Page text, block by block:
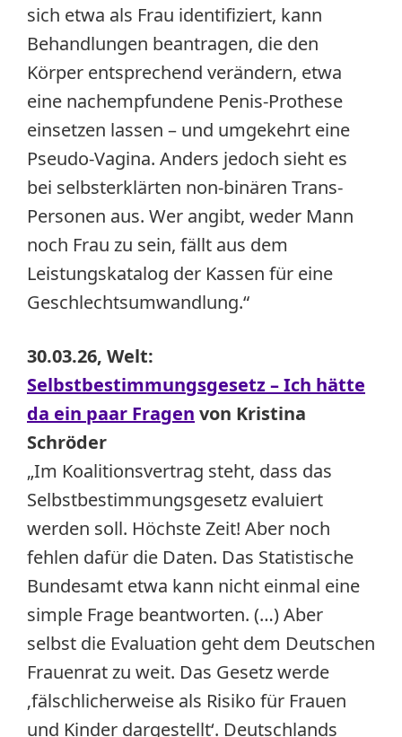
sich etwa als Frau identifiziert, kann
Behandlungen beantragen, die den
Körper entsprechend verändern, etwa
eine nachempfundene Penis-Prothese
einsetzen lassen – und umgekehrt eine
Pseudo-Vagina. Anders jedoch sieht es
bei selbsterklärten non-binären Trans-
Personen aus. Wer angibt, weder Mann
noch Frau zu sein, fällt aus dem
Leistungskatalog der Kassen für eine
Geschlechtsumwandlung.“
30.03.26, Welt:
Selbstbestimmungsgesetz – Ich hätte
da ein paar Fragen von Kristina
Schröder
„Im Koalitionsvertrag steht, dass das
Selbstbestimmungsgesetz evaluiert
werden soll. Höchste Zeit! Aber noch
fehlen dafür die Daten. Das Statistische
Bundesamt etwa kann nicht einmal eine
simple Frage beantworten. (…) Aber
selbst die Evaluation geht dem Deutschen
Frauenrat zu weit. Das Gesetz werde
‚fälschlicherweise als Risiko für Frauen
und Kinder dargestellt‘. Deutschlands